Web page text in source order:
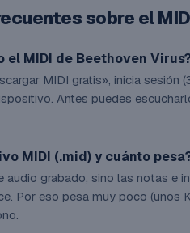
sobre el
el MIDI de Beethoven
MIDI gratis», inicia sesión
Antes puedes
MIDI (.mid) y cuánto
audio grabado, sino las notas e
Por eso pesa muy poco (unos